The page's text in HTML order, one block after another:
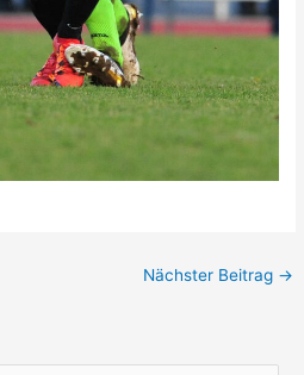
Nächster Beitrag →